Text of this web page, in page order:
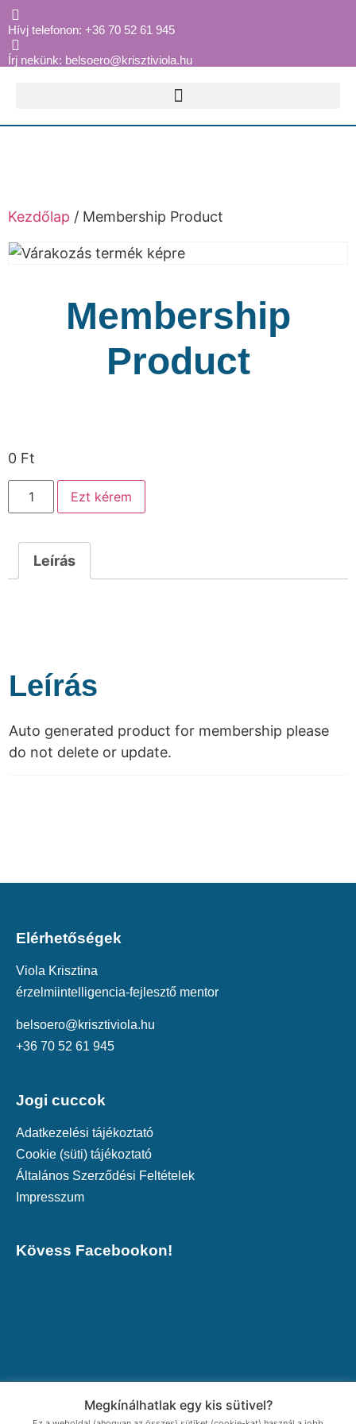
Hívj telefonon: +36 70 52 61 945
Írj nekünk: belsoero@krisztiviola.hu
Kezdőlap / Membership Product
Membership
Product
0 Ft
Ezt kérem
Leírás
Leírás
Auto generated product for membership please
do not delete or update.
Elérhetőségek
Viola Krisztina
érzelmiintelligencia-fejlesztő mentor
belsoero@krisztiviola.hu
+36 70 52 61 945
Jogi cuccok
Adatkezelési tájékoztató
Cookie (süti) tájékoztató
Általános Szerződési Feltételek
Impresszum
Kövess Facebookon!
Megkínálhatlak egy kis sütivel?